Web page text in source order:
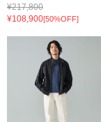
¥217,800
¥108,900[50%OFF]